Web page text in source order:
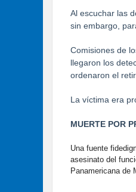
Al escuchar las
sin embargo,
Comisiones de
llegaron los
ordenaron el
La víctima era
MUERTE POR
Una fuente
asesinato del
Panamericana de